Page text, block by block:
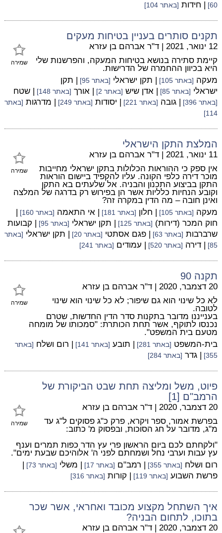
60]
| חידות [באתר 104]
תקנים סותרים בעניין בטיחות מעקים
שמירה
12 ינואר, 2021 | ד"ר אברהם בן עזרא
קיימת סתירה בנושא בטיחות המעקה, והפרשנות שלי
היא בכיוון ההחמרה של הדרישות.
מעקה [באתר 105] | תקן ישראלי [באתר 95]
| תקן
ישראלי [באתר 85] | אדן שיש [באתר 2] | אורך [באתר 148] | שטח
[באתר 396] | גובה [באתר 221] | יסודות [באתר 249] | מדרגות [באתר
114]
המלצת התקן הישראלי
שמירה
11 ינואר, 2021 | ד"ר אברהם בן עזרא
אין ספק כי ההוראות הכלולות בתקן ישראלי מחייבות
מוכר דירה כלפי הקונה. עליו להקפיד ביישום הוראות
התקן בביצוע התכנון והבניה. אל שלעתים בא התקן
וקובע הנחיות כלליות אשר הן בפירוש רק בדרגה של המלצה
ואינן חובה – מה הדין במקרה זה?
מעקה [באתר 105] | חלון [באתר 181] | אי התאמה [באתר 160]
|
חוק המכר (דירות) [באתר 125] | תקן ישראלי [באתר 95]
| קבועות
שרברבות [באתר 63] | פגם אסתטי [באתר 20] | תקן ישראלי [באתר
85]
| דירה [באתר 520] | עמודים [באתר 241]
תקנה 90
שמירה
20 דצמבר, 2020 | ד"ר אברהם בן עזרא
לא כל שינוי הוא גם שיפור; לא כל שינוי הוא שינוי
לטובה.
בענייננו מדובר בתקנות סדר הדין החדשות, שטרם
נכנסו לתוקף, אשר תחת הכותרת: "סמכותו של מומחה
מטעם בית המשפט".
בית-המשפט [באתר 281] | תובע [באתר 141] | רום ושלח [באתר
355]
| גדר [באתר 284]
פיוט, משל ומליצה תחת שבט הביקורת של
הרמב"ם [1]
שמירה
20 דצמבר, 2020 | ד"ר אברהם בן עזרא
בפרשת אמור, ספר ויקרא, פרק כ"ג פסוקים ל"ג עד
מ"ג, מדובר על חג הסוכות, ובפסוק מ' כתוב:
"ולקחתם לכם ביום הראשון פרי עץ הדר כפות תמרים וענף
עץ עבות וערבי נחל ושמחתם לפני ה' אלוהיכם שבעת ימים".
רום ושלח [באתר 355] | רמב"ם [באתר 17] | משלי [באתר 73]
|
פרשת השבוע [באתר 119] | קורות [באתר 316]
איך השתחל מקצוע מכובד ואחראי, אשר שכר
בתוכו, לתחום הבניה?
20 דצמבר, 2020 | ד"ר אברהם בן עזרא